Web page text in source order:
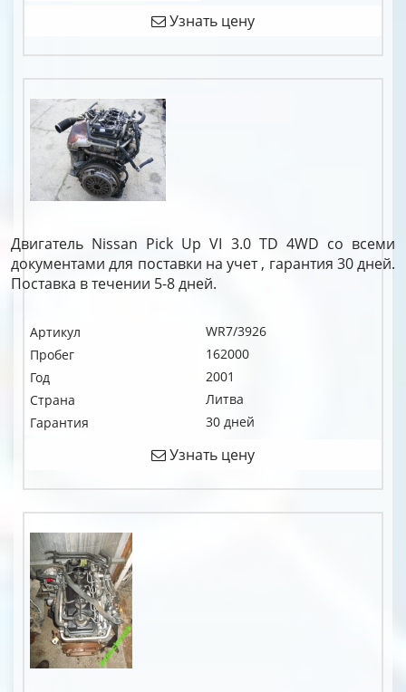
Узнать цену
Двигатель Nissan Pick Up VI 3.0 TD 4WD со всеми
документами для поставки на учет , гарантия 30 дней.
Поставка в течении 5-8 дней.
Артикул
WR7/3926
Пробег
162000
Год
2001
Страна
Литва
Гарантия
30 дней
Узнать цену